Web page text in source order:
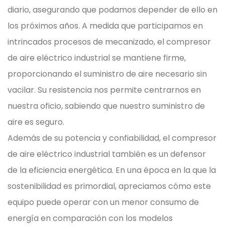
diario, asegurando que podamos depender de ello en
los próximos años. A medida que participamos en
intrincados procesos de mecanizado, el compresor
de aire eléctrico industrial se mantiene firme,
proporcionando el suministro de aire necesario sin
vacilar. Su resistencia nos permite centrarnos en
nuestra oficio, sabiendo que nuestro suministro de
aire es seguro.
Además de su potencia y confiabilidad, el compresor
de aire eléctrico industrial también es un defensor
de la eficiencia energética. En una época en la que la
sostenibilidad es primordial, apreciamos cómo este
equipo puede operar con un menor consumo de
energía en comparación con los modelos